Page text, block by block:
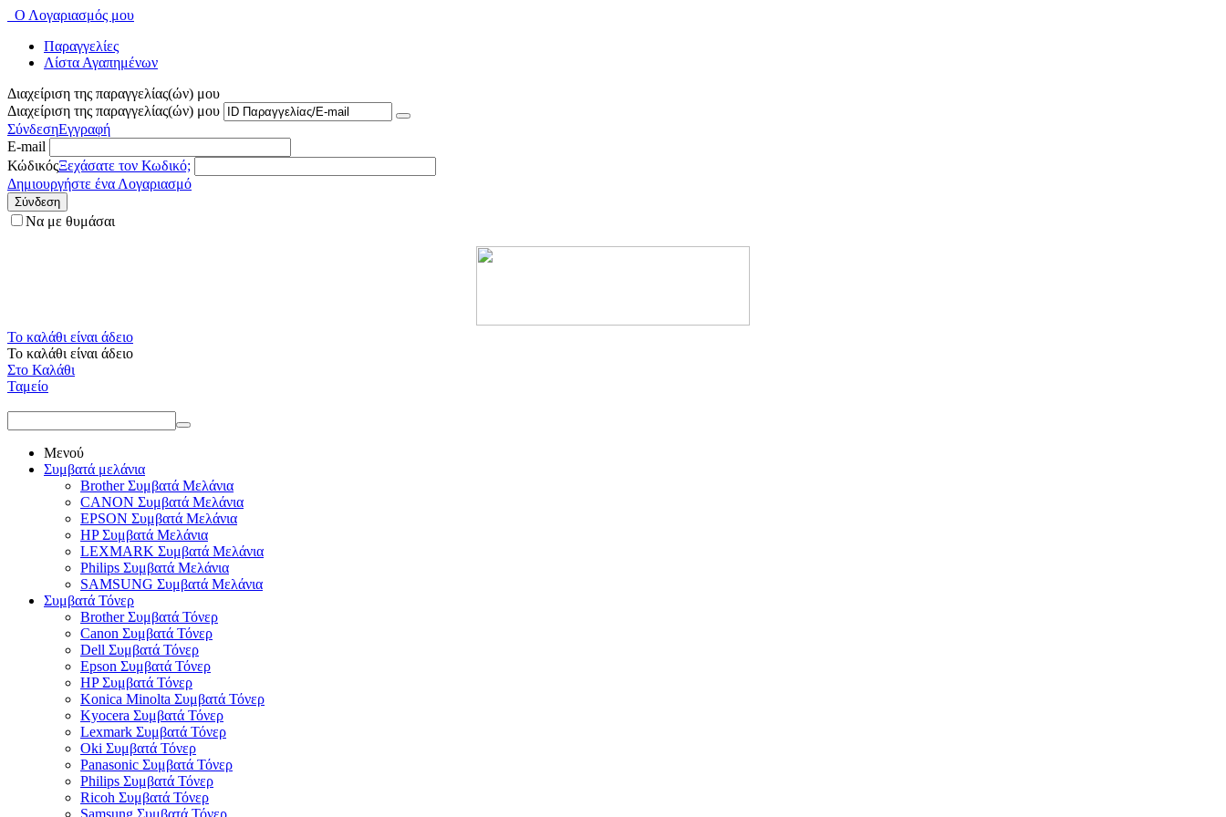
Ο Λογαριασμός μου
Παραγγελίες
Λίστα Αγαπημένων
Διαχείριση της παραγγελίας(ών) μου
Διαχείριση της παραγγελίας(ών) μου
ΣύνδεσηΕγγραφή
E-mail
ΚώδικόςΞεχάσατε τον Κωδικό;
Δημιουργήστε ένα Λογαριασμό
Σύνδεση
Να με θυμάσαι
Το καλάθι είναι άδειο
Το καλάθι είναι άδειο
Στο Καλάθι
Ταμείο
Μενού
Συμβατά μελάνια
Brother Συμβατά Μελάνια
CANON Συμβατά Μελάνια
EPSON Συμβατά Μελάνια
HP Συμβατά Μελάνια
LEXMARK Συμβατά Μελάνια
Philips Συμβατά Μελάνια
SAMSUNG Συμβατά Μελάνια
Συμβατά Τόνερ
Brother Συμβατά Τόνερ
Canon Συμβατά Τόνερ
Dell Συμβατά Τόνερ
Epson Συμβατά Τόνερ
HP Συμβατά Τόνερ
Konica Minolta Συμβατά Τόνερ
Kyocera Συμβατά Τόνερ
Lexmark Συμβατά Τόνερ
Oki Συμβατά Τόνερ
Panasonic Συμβατά Τόνερ
Philips Συμβατά Τόνερ
Ricoh Συμβατά Τόνερ
Samsung Συμβατά Τόνερ